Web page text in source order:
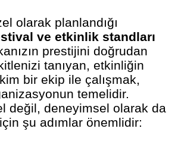
olarak planlandığı
ve etkinlik standları
prestijini doğrudan
tanıyan, etkinliğin
bir ekip ile çalışmak,
temelidir.
değil, deneyimsel olarak da
şu adımlar önemlidir: